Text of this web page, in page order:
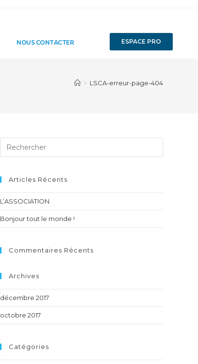
NOUS CONTACTER ESPACE PRO
> LSCA-erreur-page-404
Articles Récents
L’ASSOCIATION
Bonjour tout le monde !
Commentaires Récents
Archives
décembre 2017
octobre 2017
Catégories